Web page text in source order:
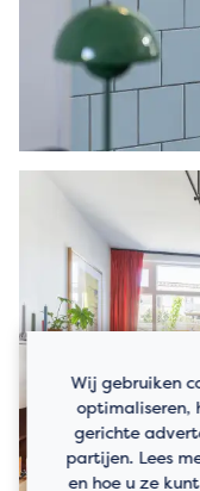
Wij gebruiken
optimaliseren,
gerichte
partijen. Lees
en hoe u ze